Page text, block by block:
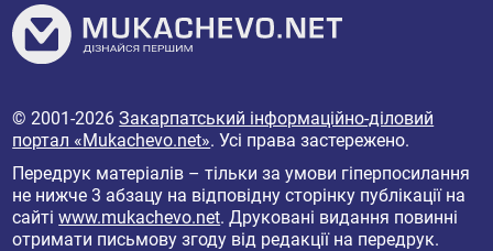
© 2001-2026Закарпатський інформаційно-діловий
портал «Mukachevo.net». Усі права застережено.
Передрук матеріалів – тільки за умови гіперпосилання
не нижче 3 абзацу на відповідну сторінку публікації на
сайтіwww.mukachevo.net. Друковані видання повинні
отримати письмову згоду від редакції на передрук.